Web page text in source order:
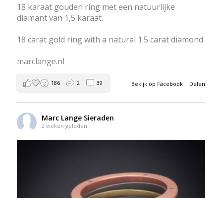
18 karaat gouden ring met een natuurlijke
diamant van 1,5 karaat.
18 carat gold ring with a natural 1.5 carat diamond.
marclange.nl
Bekijk op Facebook · Delen
186 2 39
Marc Lange Sieraden
2 weken geleden